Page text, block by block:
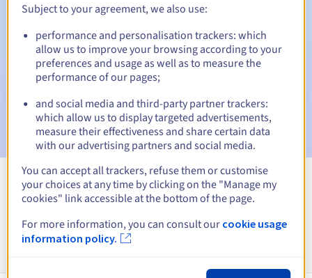
Waarschuwings-e-mails:
vervaldatum
E-mail op de vervaldatum om de schorsing van de
domeinnaam te melden
E-mail na de Redemption Grace Periodom de
verwijdering van de domeinnaam te melden
Bekijk alle extensies
Informatie over .management
Subject to your agreement, we also use:
performance and personalisation trackers: which
allow us to improve your browsing according to your
preferences and usage as well as to measure the
performance of our pages;
and social media and third-party partner trackers:
which allow us to display targeted advertisements,
measure their effectiveness and share certain data
with our advertising partners and social media.
You can accept all trackers, refuse them or customise
your choices at any time by clicking on the "Manage my
cookies" link accessible at the bottom of the page.
For more information, you can consult our cookie usage
information policy.